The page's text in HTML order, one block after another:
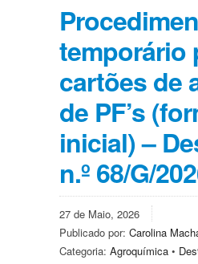
temporário
cartões de
de PF’s
inicial) –
n.º 68/G/
27 de Maio, 2026
Publicado por: Carolina
Categoria: Agroquímica •